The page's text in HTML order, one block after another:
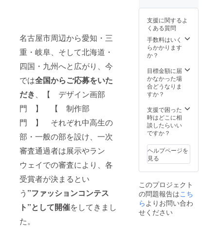
名古屋市周辺から愛知・三
重・岐阜、そして北海道・
四国・九州へと広がり、今
では全国からご応募をいた
だき、【 デザイン画部
門 】 【 制作部
門 】 それぞれ中高生の
部・一般の部を設け、一次
審査通過者は展示やラン
ウェイでの審査により、各
受賞者が決まるとい
う ”ファッションコンテス
ト”として開催をしてきまし
た。
す。ご
協力し
てくだ
さった
５名様
には、
ナーが
描いた
「イラ
紙」を
お届け
しま
す。 ・
スト当
ンフ
レット
に、お
名前を
掲載さ
せてい
ただく
日配布
のパン
フレッ
トに、
企業様
のチラ
するこ
とも可
能で
は 備
考欄に
合わせ
てご記
さい。
メール
にて実
住所
等、詳
細をお
送りい
なりま
すが、
生地は
製品に
した残
布など
作して
いくた
め、
で」と
決める
ことが
できま
人数が
確定次
第、素
材を振
ていき
ますの
で、後
日お送
りする
から随
作・発
送致し
ます。
（順番
は順不
ロゴ入
り缶
バッジ
の色は
みにな
りま
す。ご
到着ま
わくし
てお待
ち下さ
い。 ・
スト当
日のパ
ンフ
レット
に、お
ト最大
93.5cm
L: 股
上：
24cm
股下：
ウエス
ト最大
寸法：
97.5cm
像のデ
ザイン
となり
ます
地は製
品にし
た残布
などを
て製作
してい
くた
め、
「この
ます
丈や着
丈、ワ
ンピー
スは切
り替え
どご自
身に合
わせて
変更す
が可能
です。
詳細は
後日
にて決
定後、
随時製
作に入
送いた
しま
す。 ・
生地
は、製
支援に関するよ
くある質問
手数料はいく
らかかります
か？
目標金額に届
かなかった場
合どうなりま
すか？
支援で困った
時はどこに相
談したらいい
ですか？
ヘルプページを
見る
このプロジェクト
の問題報告はこち
らよりお問い合わ
せください